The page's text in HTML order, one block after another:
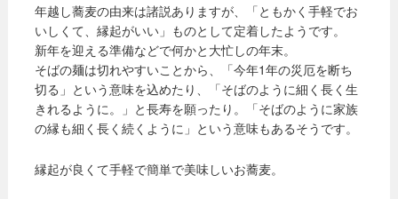
年越し蕎麦の由来は諸説ありますが、「ともかく手軽でお
いしくて、縁起がいい」ものとして定着したようです。
新年を迎える準備などで何かと大忙しの年末。
そばの麺は切れやすいことから、「今年1年の災厄を断ち
切る」という意味を込めたり、「そばのように細く長く生
きれるように。」と長寿を願ったり。「そばのように家族
の縁も細く長く続くように」という意味もあるそうです。
縁起が良くて手軽で簡単で美味しいお蕎麦。